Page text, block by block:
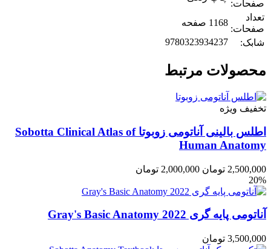
صفحات:
تعداد
صفحات:
1168 صفحه
شابک:
9780323934237
محصولات مرتبط
تخفیف ویژه
اطلس بالینی آناتومی زوبوتا Sobotta Clinical Atlas of
Human Anatomy
2,500,000 تومان 2,000,000 تومان
20%
آناتومی پایه گری 2022 Gray's Basic Anatomy
3,500,000 تومان